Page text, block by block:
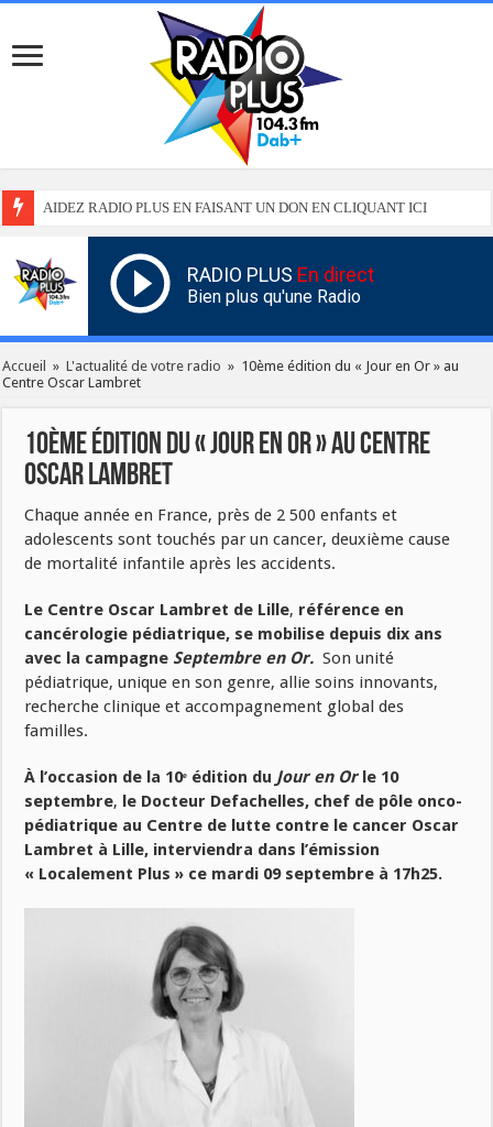
AIDEZ RADIO PLUS EN FAISANT UN DON EN CLIQUANT ICI
RADIO PLUS En direct
Bien plus qu'une Radio
Accueil » L'actualité de votre radio » 10ème édition du « Jour en Or » au
Centre Oscar Lambret
10ème édition du « Jour en Or » au Centre
Oscar Lambret
Chaque année en France, près de 2 500 enfants et
adolescents sont touchés par un cancer, deuxième cause
de mortalité infantile après les accidents.
Le Centre Oscar Lambret de Lille, référence en
cancérologie pédiatrique, se mobilise depuis dix ans
avec la campagne Septembre en Or. Son unité
pédiatrique, unique en son genre, allie soins innovants,
recherche clinique et accompagnement global des
familles.
À l’occasion de la 10ᵉ édition du Jour en Orle 10
septembre, le Docteur Defachelles, chef de pôle onco-
pédiatrique au Centre de lutte contre le cancer Oscar
Lambret à Lille, interviendra dans l’émission
« Localement Plus » ce mardi 09 septembre à 17h25.